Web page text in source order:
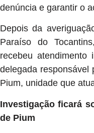
denúncia e garantir o
Depois da
Paraíso do
recebeu atendimento
delegada responsável
Pium, unidade que
Investigação ficará
de Pium